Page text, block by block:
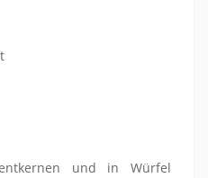
und in Würfel